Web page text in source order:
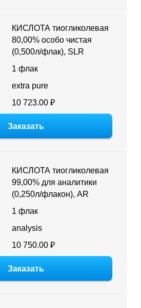
КИСЛОТА тиогликолевая
80,00% особо чистая
(0,500л/флак), SLR
1 флак
extra pure
10 723.00 ₽
Заказать
КИСЛОТА тиогликолевая
99,00% для аналитики
(0,250л/флакон), AR
1 флак
analysis
10 750.00 ₽
Заказать